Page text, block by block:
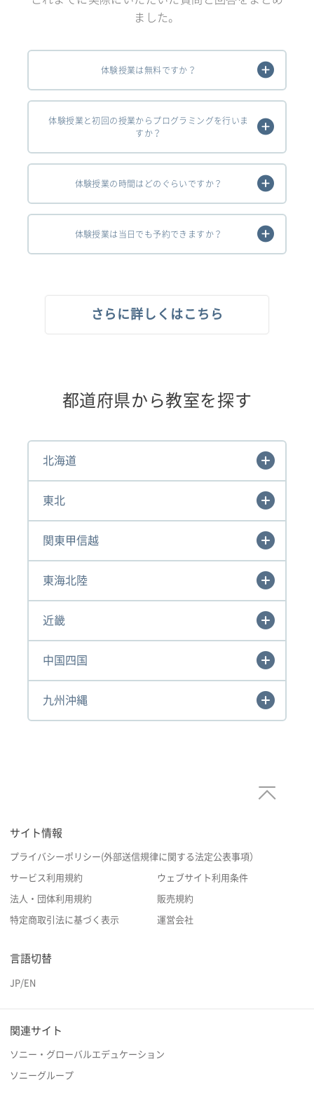
ました。
体験授業は無料ですか？
体験授業と初回の授業からプログラミングを行いま
すか？
体験授業の時間はどのぐらいですか？
体験授業は当日でも予約できますか？
さらに詳しくはこちら
都道府県から教室を探す
北海道
東北
関東甲信越
東海北陸
近畿
中国四国
九州沖縄
サイト情報
プライバシーポリシー(外部送信規律に関する法定公表事項）
サービス利用規約 ウェブサイト利用条件
法人・団体利用規約 販売規約
特定商取引法に基づく表示 運営会社
言語切替
JP/EN
関連サイト
ソニー・グローバルエデュケーション
ソニーグループ